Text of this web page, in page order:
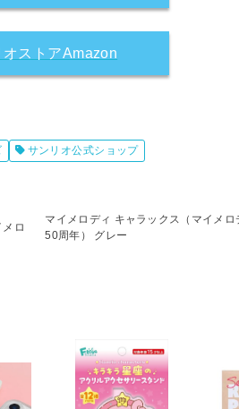
オストアAmazon
サンリオ公式ショップ
ロ
マイメロディ キャラックス（マイメロ
50周年） グレー